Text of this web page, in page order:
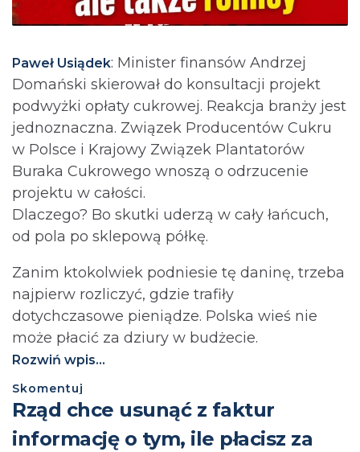
Paweł Usiądek: Minister finansów Andrzej
Domański skierował do konsultacji projekt
podwyżki opłaty cukrowej. Reakcja branży jest
jednoznaczna. Związek Producentów Cukru
w Polsce i Krajowy Związek Plantatorów
Buraka Cukrowego wnoszą o odrzucenie
projektu w całości.
Dlaczego? Bo skutki uderzą w cały łańcuch,
od pola po sklepową półkę.
Zanim ktokolwiek podniesie tę daninę, trzeba
najpierw rozliczyć, gdzie trafiły
dotychczasowe pieniądze. Polska wieś nie
może płacić za dziury w budżecie.⁩
Rozwiń wpis...
Skomentuj
Rząd chce usunąć z faktur
informację o tym, ile płacisz za